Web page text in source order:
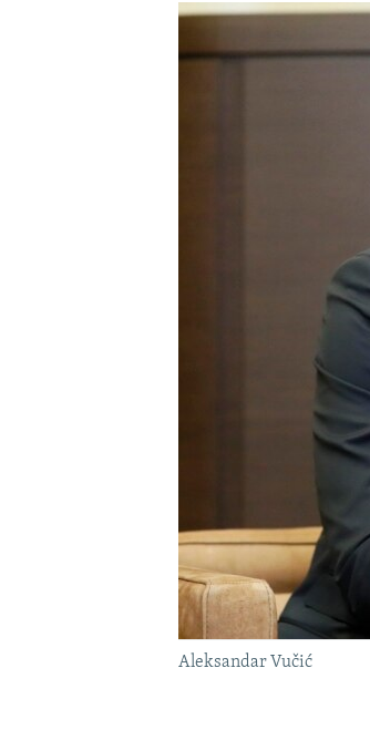
Aleksandar Vučić